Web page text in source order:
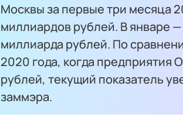
Москвы за первые три месяца
миллиардов рублей. В январе
миллиарда рублей. По
2020 года, когда предприятия
рублей, текущий показатель
заммэра.